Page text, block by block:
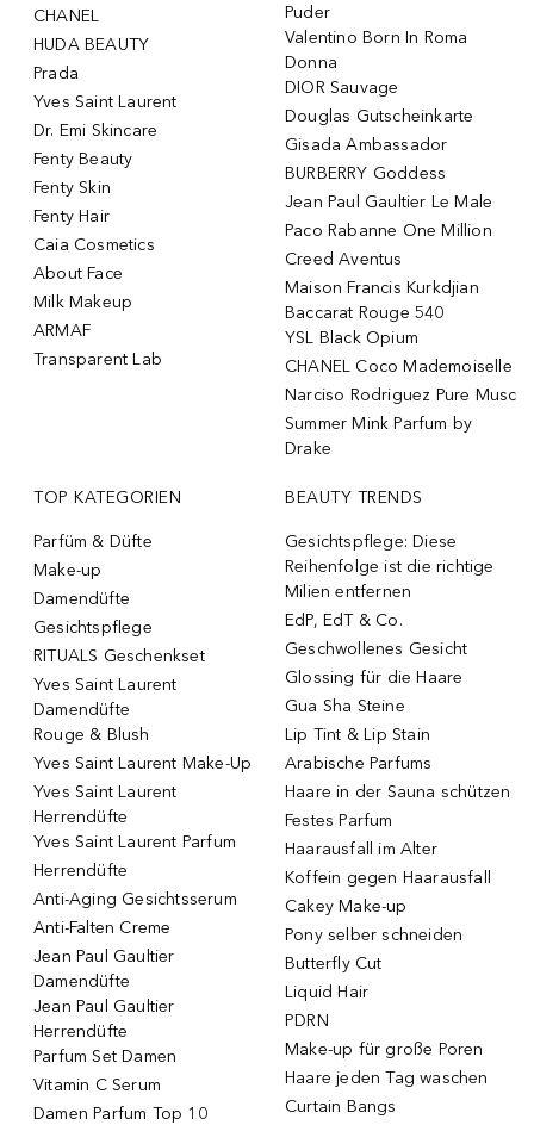
CHANEL
HUDA BEAUTY
Prada
Yves Saint Laurent
Dr. Emi Skincare
Fenty Beauty
Fenty Skin
Fenty Hair
Caia Cosmetics
About Face
Milk Makeup
ARMAF
Transparent Lab
Puder
Valentino Born In Roma
Donna
DIOR Sauvage
Douglas Gutscheinkarte
Gisada Ambassador
BURBERRY Goddess
Jean Paul Gaultier Le Male
Paco Rabanne One Million
Creed Aventus
Maison Francis Kurkdjian
Baccarat Rouge 540
YSL Black Opium
CHANEL Coco Mademoiselle
Narciso Rodriguez Pure Musc
Summer Mink Parfum by
Drake
TOP KATEGORIEN
Parfüm & Düfte
Make-up
Damendüfte
Gesichtspflege
RITUALS Geschenkset
Yves Saint Laurent
Damendüfte
Rouge & Blush
Yves Saint Laurent Make-Up
Yves Saint Laurent
Herrendüfte
Yves Saint Laurent Parfum
Herrendüfte
Anti-Aging Gesichtsserum
Anti-Falten Creme
Jean Paul Gaultier
Damendüfte
Jean Paul Gaultier
Herrendüfte
Parfum Set Damen
Vitamin C Serum
Damen Parfum Top 10
BEAUTY TRENDS
Gesichtspflege: Diese
Reihenfolge ist die richtige
Milien entfernen
EdP, EdT & Co.
Geschwollenes Gesicht
Glossing für die Haare
Gua Sha Steine
Lip Tint & Lip Stain
Arabische Parfums
Haare in der Sauna schützen
Festes Parfum
Haarausfall im Alter
Koffein gegen Haarausfall
Cakey Make-up
Pony selber schneiden
Butterfly Cut
Liquid Hair
PDRN
Make-up für große Poren
Haare jeden Tag waschen
Curtain Bangs